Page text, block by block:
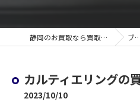
静岡のお買取なら買取大吉 新静岡店 ブログ
カルティエリングの
2023/10/10